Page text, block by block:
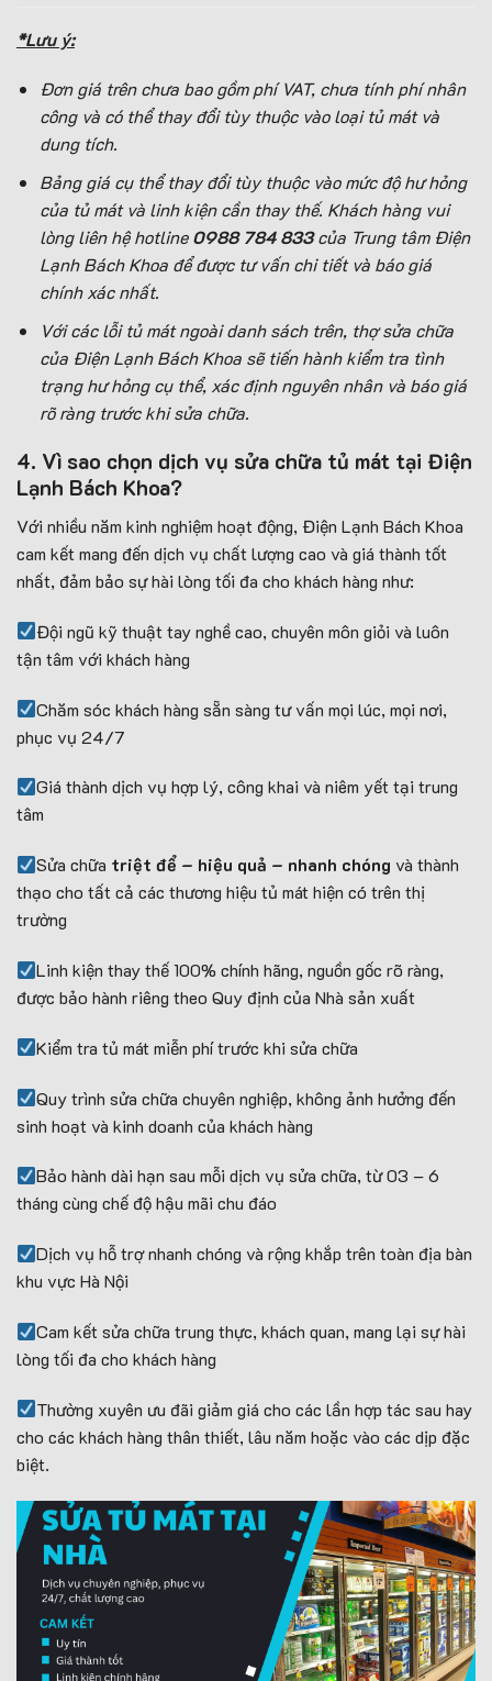
*Lưu ý:
Đơn giá trên chưa bao gồm phí VAT, chưa tính phí nhân
công và có thể thay đổi tùy thuộc vào loại tủ mát và
dung tích.
Bảng giá cụ thể thay đổi tùy thuộc vào mức độ hư hỏng
của tủ mát và linh kiện cần thay thế. Khách hàng vui
lòng liên hệ hotline0988 784 833của Trung tâm Điện
Lạnh Bách Khoa để được tư vấn chi tiết và báo giá
chính xác nhất.
Với các lỗi tủ mát ngoài danh sách trên, thợ sửa chữa
của Điện Lạnh Bách Khoa sẽ tiến hành kiểm tra tình
trạng hư hỏng cụ thể, xác định nguyên nhân và báo giá
rõ ràng trước khi sửa chữa.
4. Vì sao chọn dịch vụ sửa chữa tủ mát tại Điện
Lạnh Bách Khoa?
Với nhiều năm kinh nghiệm hoạt động, Điện Lạnh Bách Khoa
cam kết mang đến dịch vụ chất lượng cao và giá thành tốt
nhất, đảm bảo sự hài lòng tối đa cho khách hàng như:
Đội ngũ kỹ thuật tay nghề cao, chuyên môn giỏi và luôn
tận tâm với khách hàng
Chăm sóc khách hàng sẵn sàng tư vấn mọi lúc, mọi nơi,
phục vụ 24/7
Giá thành dịch vụ hợp lý, công khai và niêm yết tại trung
tâm
Sửa chữa triệt để – hiệu quả – nhanh chóng và thành
thạo cho tất cả các thương hiệu tủ mát hiện có trên thị
trường
Linh kiện thay thế 100% chính hãng, nguồn gốc rõ ràng,
được bảo hành riêng theo Quy định của Nhà sản xuất
Kiểm tra tủ mát miễn phí trước khi sửa chữa
Quy trình sửa chữa chuyên nghiệp, không ảnh hưởng đến
sinh hoạt và kinh doanh của khách hàng
Bảo hành dài hạn sau mỗi dịch vụ sửa chữa, từ 03 – 6
tháng cùng chế độ hậu mãi chu đáo
Dịch vụ hỗ trợ nhanh chóng và rộng khắp trên toàn địa bàn
khu vực Hà Nội
Cam kết sửa chữa trung thực, khách quan, mang lại sự hài
lòng tối đa cho khách hàng
Thường xuyên ưu đãi giảm giá cho các lần hợp tác sau hay
cho các khách hàng thân thiết, lâu năm hoặc vào các dịp đặc
biệt.